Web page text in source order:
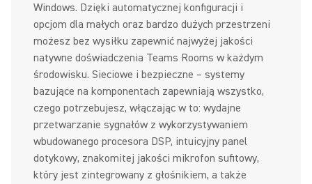
Windows. Dzięki automatycznej konfiguracji i
opcjom dla małych oraz bardzo dużych przestrzeni
możesz bez wysiłku zapewnić najwyżej jakości
natywne doświadczenia Teams Rooms w każdym
środowisku. Sieciowe i bezpieczne – systemy
bazujące na komponentach zapewniają wszystko,
czego potrzebujesz, włączając w to: wydajne
przetwarzanie sygnałów z wykorzystywaniem
wbudowanego procesora DSP, intuicyjny panel
dotykowy, znakomitej jakości mikrofon sufitowy,
który jest zintegrowany z głośnikiem, a także